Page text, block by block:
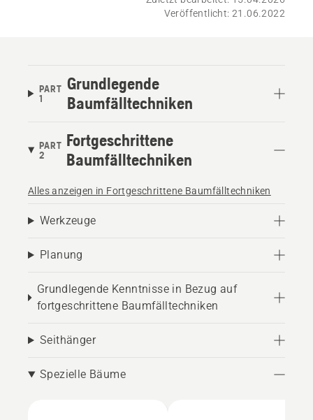
Veröffentlicht: 21.06.2022
PART
1
Grundlegende
Baumfälltechniken
PART
2
Fortgeschrittene
Baumfälltechniken
Alles anzeigen in Fortgeschrittene Baumfälltechniken
Werkzeuge
Planung
Grundlegende Kenntnisse in Bezug auf
fortgeschrittene Baumfälltechniken
Seithänger
Spezielle Bäume